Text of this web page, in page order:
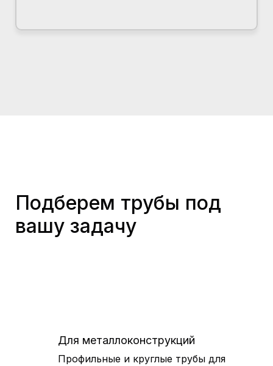
Подберем трубы под
вашу задачу
Для металлоконструкций
Профильные и круглые трубы для